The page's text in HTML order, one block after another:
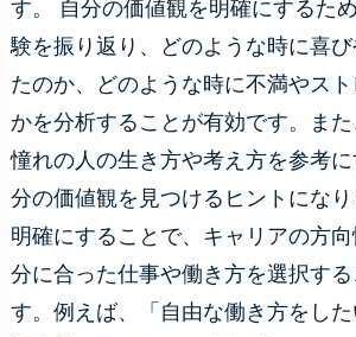
す。 自分の価値観を明確にするた
験を振り返り、どのような時に喜
たのか、どのような時に不満やス
かを分析することが有効です。ま
憧れの人の生き方や考え方を参考
分の価値観を見つけるヒントにな
明確にすることで、キャリアの方
分に合った仕事や働き方を選択する
す。例えば、「自由な働き方をし